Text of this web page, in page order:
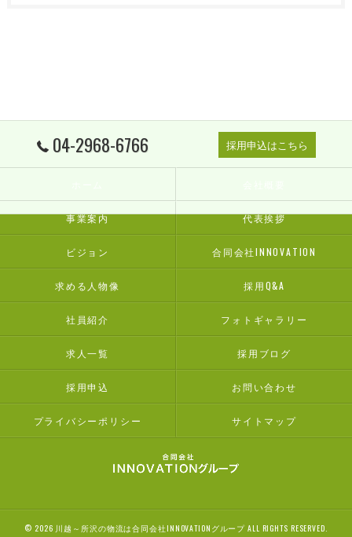
04-2968-6766 採用申込はこちら
事業案内 代表挨拶
ビジョン 合同会社INNOVATION
求める人物像 採用Q&A
社員紹介 フォトギャラリー
求人一覧 採用ブログ
採用申込 お問い合わせ
プライバシーポリシー サイトマップ
© 2026 川越～所沢の物流は合同会社INNOVATIONグループ ALL RIGHTS RESERVED.